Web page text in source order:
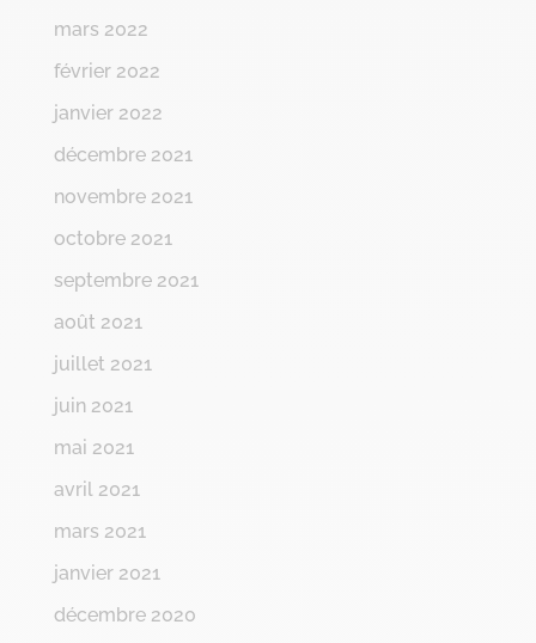
mars 2022
février 2022
janvier 2022
décembre 2021
novembre 2021
octobre 2021
septembre 2021
août 2021
juillet 2021
juin 2021
mai 2021
avril 2021
mars 2021
janvier 2021
décembre 2020